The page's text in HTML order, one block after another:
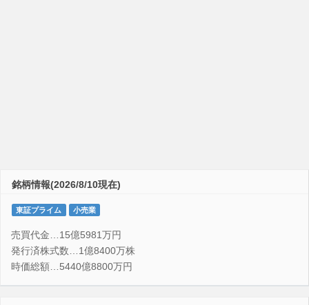
銘柄情報(2026/8/10現在)
東証プライム 小売業
売買代金…15億5981万円
発行済株式数…1億8400万株
時価総額…5440億8800万円